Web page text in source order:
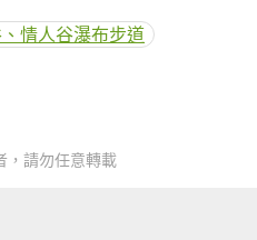
情人谷瀑布步道
，請勿任意轉載